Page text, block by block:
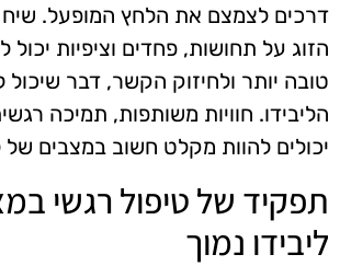
דרכים לצמצם את הלחץ המופעל. שיח
הזוג על תחושות, פחדים וציפיות יכול
טובה יותר ולחיזוק הקשר, דבר
הליבידו. חוויות משותפות, תמיכה
יכולים להוות מקלט חשוב במצבים
תפקיד של טיפול רגשי
ליבידו נמוך